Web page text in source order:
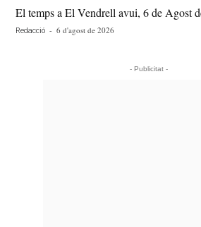
El temps a El Vendrell avui, 6 de Agost
Redacció - 6 d'agost de 2026
- Publicitat -